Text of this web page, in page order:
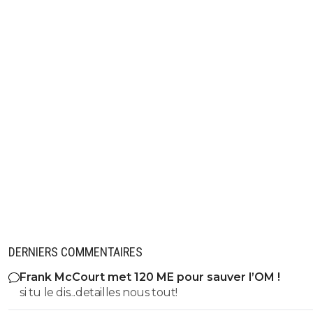
DERNIERS COMMENTAIRES
Frank McCourt met 120 ME pour sauver l’OM !
si tu le dis...detailles nous tout!